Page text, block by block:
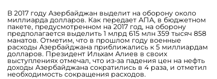
В 2017 году Азербайджан выделит на оборону около
миллиарда долларов. Как передает АПА, в бюджетном
пакете, предусмотренном на 2017 год, на оборону
предполагается выделить 1 млрд 615 млн 359 тысяч 858
манатов. Отметим, что в прошлом году военные
расходы Азербайджана приближались к 5 миллиардам
долларов. Президент Ильхам Алиев в своих
выступлениях отмечал, что из-за падения цен на нефть
доходы Азербайджана сократились в 4 раза, и отметил
необходимость сокращения расходов.